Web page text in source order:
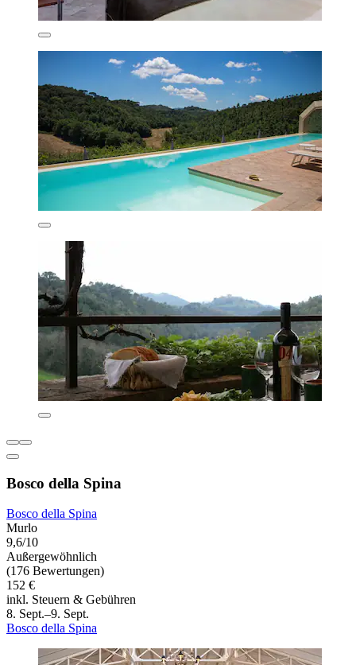
Bosco della Spina
Bosco della Spina
Murlo
9,6/10
Außergewöhnlich
(176 Bewertungen)
152 €
inkl. Steuern & Gebühren
8. Sept.–9. Sept.
Bosco della Spina